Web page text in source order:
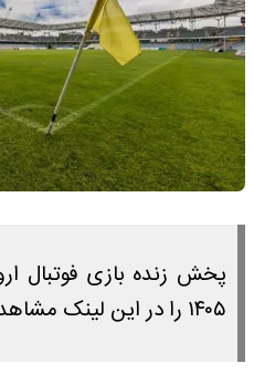
۱۴۰۵ را در این لینک مشاهده می کنید.